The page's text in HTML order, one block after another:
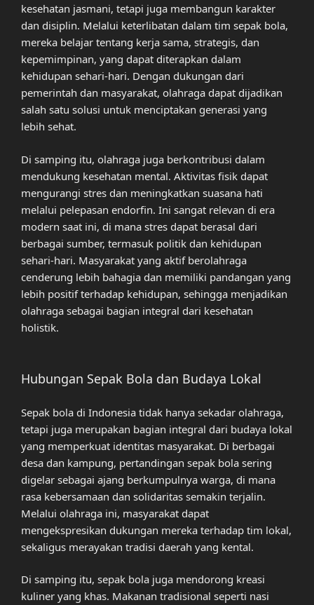
kesehatan jasmani, tetapi juga membangun karakter
dan disiplin. Melalui keterlibatan dalam tim sepak bola,
mereka belajar tentang kerja sama, strategis, dan
kepemimpinan, yang dapat diterapkan dalam
kehidupan sehari-hari. Dengan dukungan dari
pemerintah dan masyarakat, olahraga dapat dijadikan
salah satu solusi untuk menciptakan generasi yang
lebih sehat.
Di samping itu, olahraga juga berkontribusi dalam
mendukung kesehatan mental. Aktivitas fisik dapat
mengurangi stres dan meningkatkan suasana hati
melalui pelepasan endorfin. Ini sangat relevan di era
modern saat ini, di mana stres dapat berasal dari
berbagai sumber, termasuk politik dan kehidupan
sehari-hari. Masyarakat yang aktif berolahraga
cenderung lebih bahagia dan memiliki pandangan yang
lebih positif terhadap kehidupan, sehingga menjadikan
olahraga sebagai bagian integral dari kesehatan
holistik.
Hubungan Sepak Bola dan Budaya Lokal
Sepak bola di Indonesia tidak hanya sekadar olahraga,
tetapi juga merupakan bagian integral dari budaya lokal
yang memperkuat identitas masyarakat. Di berbagai
desa dan kampung, pertandingan sepak bola sering
digelar sebagai ajang berkumpulnya warga, di mana
rasa kebersamaan dan solidaritas semakin terjalin.
Melalui olahraga ini, masyarakat dapat
mengekspresikan dukungan mereka terhadap tim lokal,
sekaligus merayakan tradisi daerah yang kental.
Di samping itu, sepak bola juga mendorong kreasi
kuliner yang khas. Makanan tradisional seperti nasi